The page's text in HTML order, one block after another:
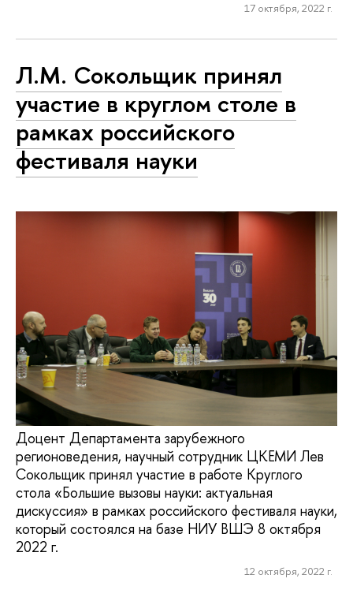
17 октября, 2022 г.
Л.М. Сокольщик принял
участие в круглом столе в
рамках российского
фестиваля науки
Доцент Департамента зарубежного
регионоведения, научный сотрудник ЦКЕМИ Лев
Сокольщик принял участие в работе Круглого
стола «Большие вызовы науки: актуальная
дискуссия» в рамках российского фестиваля науки,
который состоялся на базе НИУ ВШЭ 8 октября
2022 г.
12 октября, 2022 г.